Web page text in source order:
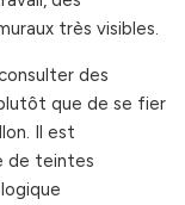
très visibles.
des
que de se fier
Il est
de teintes